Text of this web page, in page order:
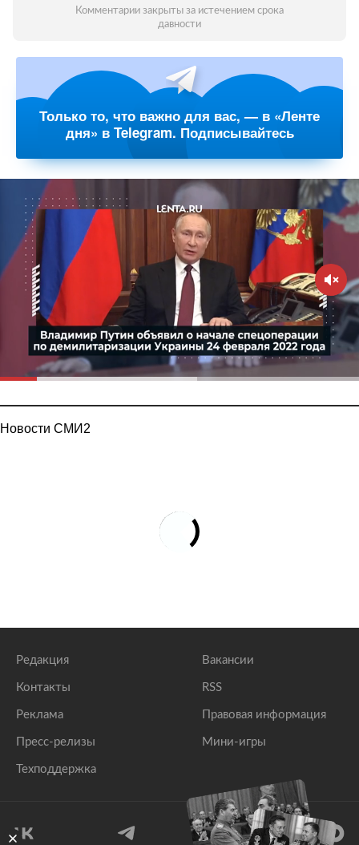
Комментарии закрыты за истечением срока
давности
Только то, что важно для вас, — в «Ленте
дня» в Telegram. Подписывайтесь
Новости СМИ2
Редакция
Контакты
Реклама
Пресс-релизы
Техподдержка
Вакансии
RSS
Правовая информация
Мини-игры